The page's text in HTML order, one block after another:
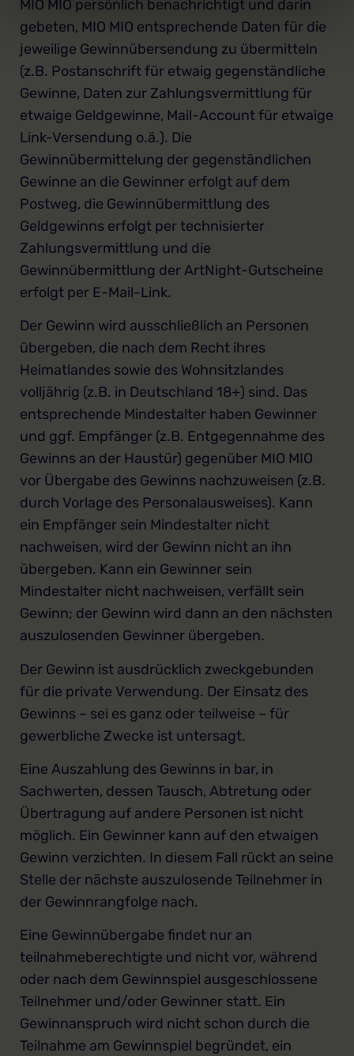
MIO MIO persönlich benachrichtigt und darin
gebeten, MIO MIO entsprechende Daten für die
jeweilige Gewinnübersendung zu übermitteln
(z.B. Postanschrift für etwaig gegenständliche
Gewinne, Daten zur Zahlungsvermittlung für
etwaige Geldgewinne, Mail-Account für etwaige
Link-Versendung o.ä.). Die
Gewinnübermittelung der gegenständlichen
Gewinne an die Gewinner erfolgt auf dem
Postweg, die Gewinnübermittlung des
Geldgewinns erfolgt per technisierter
Zahlungsvermittlung und die
Gewinnübermittlung der ArtNight-Gutscheine
erfolgt per E-Mail-Link.
Der Gewinn wird ausschließlich an Personen
übergeben, die nach dem Recht ihres
Heimatlandes sowie des Wohnsitzlandes
volljährig (z.B. in Deutschland 18+) sind. Das
entsprechende Mindestalter haben Gewinner
und ggf. Empfänger (z.B. Entgegennahme des
Gewinns an der Haustür) gegenüber MIO MIO
vor Übergabe des Gewinns nachzuweisen (z.B.
durch Vorlage des Personalausweises). Kann
ein Empfänger sein Mindestalter nicht
nachweisen, wird der Gewinn nicht an ihn
übergeben. Kann ein Gewinner sein
Mindestalter nicht nachweisen, verfällt sein
Gewinn; der Gewinn wird dann an den nächsten
auszulosenden Gewinner übergeben.
Der Gewinn ist ausdrücklich zweckgebunden
für die private Verwendung. Der Einsatz des
Gewinns – sei es ganz oder teilweise – für
gewerbliche Zwecke ist untersagt.
Eine Auszahlung des Gewinns in bar, in
Sachwerten, dessen Tausch, Abtretung oder
Übertragung auf andere Personen ist nicht
möglich. Ein Gewinner kann auf den etwaigen
Gewinn verzichten. In diesem Fall rückt an seine
Stelle der nächste auszulosende Teilnehmer in
der Gewinnrangfolge nach.
Eine Gewinnübergabe findet nur an
teilnahmeberechtigte und nicht vor, während
oder nach dem Gewinnspiel ausgeschlossene
Teilnehmer und/oder Gewinner statt. Ein
Gewinnanspruch wird nicht schon durch die
Teilnahme am Gewinnspiel begründet, ein